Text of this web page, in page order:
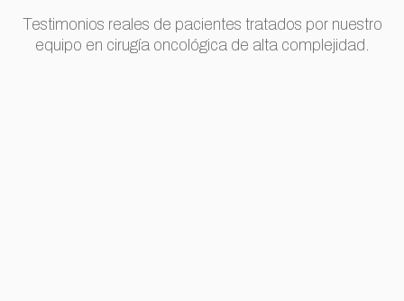
Testimonios reales de pacientes tratados por nuestro
equipo en cirugía oncológica de alta complejidad.